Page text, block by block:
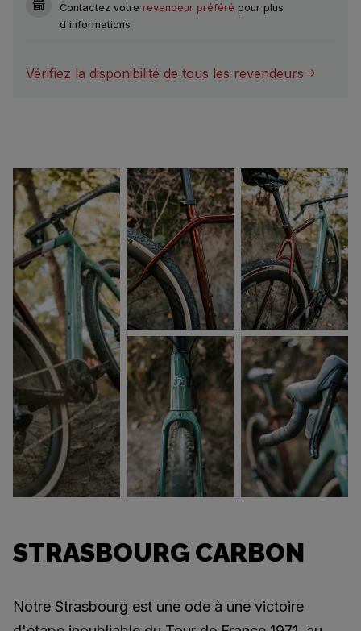
Contactez votre revendeur préféré pour plus
d'informations
Vérifiez la disponibilité de tous les revendeurs
STRASBOURG CARBON
Notre Strasbourg est une ode à une victoire